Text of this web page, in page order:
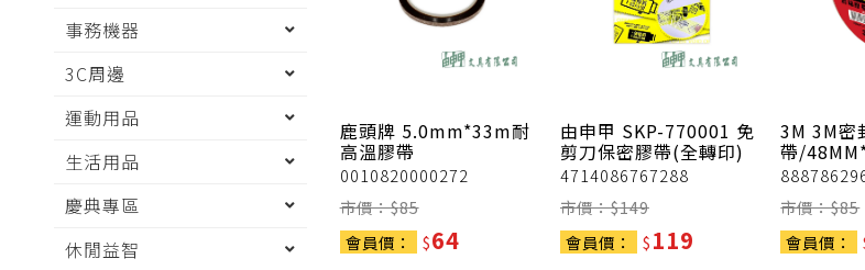
事務機器
3C周邊
運動用品
生活用品
慶典專區
休閒益智
鹿頭牌 5.0mm*33m耐
高溫膠帶
0010820000272
市價：$85
會員價：
$64
由申甲 SKP-770001 免
剪刀保密膠帶(全轉印)
4714086767288
市價：$149
會員價：
$119
3M 3M密
帶/
市價：$85
會員價：